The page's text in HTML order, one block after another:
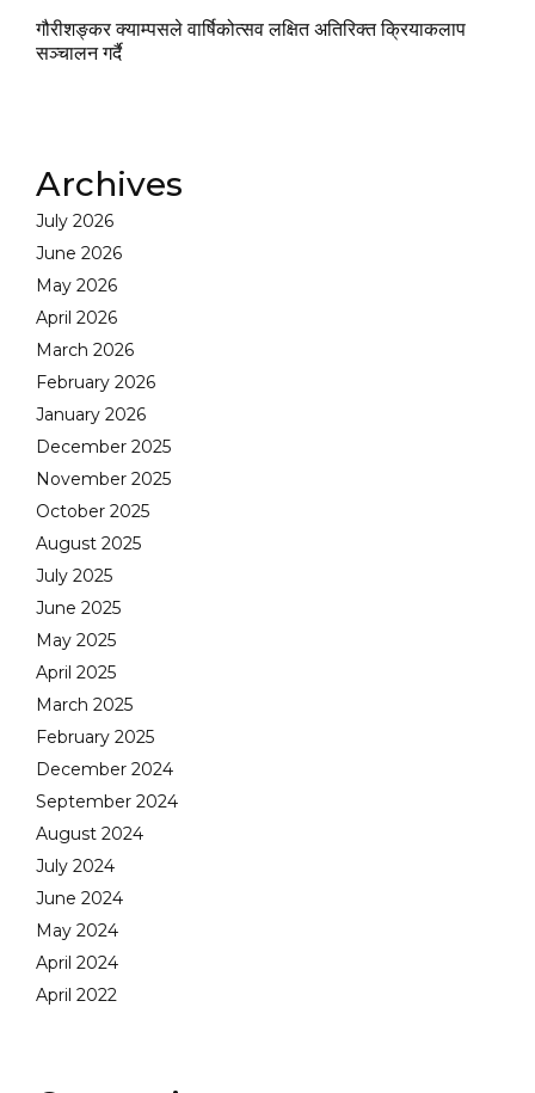
गौरीशङ्कर क्याम्पसले वार्षिकोत्सव लक्षित अतिरिक्त क्रियाकलाप
सञ्चालन गर्दै
Archives
July 2026
June 2026
May 2026
April 2026
March 2026
February 2026
January 2026
December 2025
November 2025
October 2025
August 2025
July 2025
June 2025
May 2025
April 2025
March 2025
February 2025
December 2024
September 2024
August 2024
July 2024
June 2024
May 2024
April 2024
April 2022